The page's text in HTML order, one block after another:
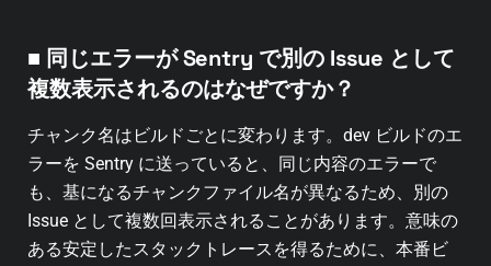
■ 同じエラーが Sentry で別の Issue として
複数表示されるのはなぜですか？
チャンク名はビルドごとに変わります。dev ビルドのエ
ラーを Sentry に送っていると、同じ内容のエラーで
も、基になるチャンクファイル名が異なるため、別の
Issue として複数回表示されることがあります。意味の
ある安定したスタックトレースを得るために、本番ビ